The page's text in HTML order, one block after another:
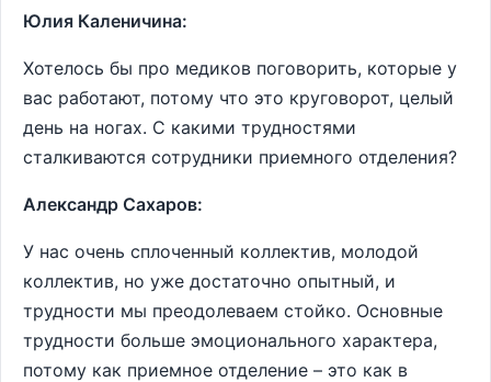
Юлия Каленичина:
Хотелось бы про медиков поговорить, которые у
вас работают, потому что это круговорот, целый
день на ногах. С какими трудностями
сталкиваются сотрудники приемного отделения?
Александр Сахаров:
У нас очень сплоченный коллектив, молодой
коллектив, но уже достаточно опытный, и
трудности мы преодолеваем стойко. Основные
трудности больше эмоционального характера,
потому как приемное отделение – это как в